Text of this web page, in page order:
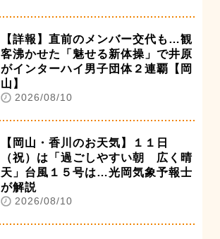
【詳報】直前のメンバー交代も…観
客沸かせた「魅せる新体操」で井原
がインターハイ男子団体２連覇【岡
山】
2026/08/10
【岡山・香川のお天気】１１日
（祝）は「過ごしやすい朝 広く晴
天」台風１５号は…光岡気象予報士
が解説
2026/08/10